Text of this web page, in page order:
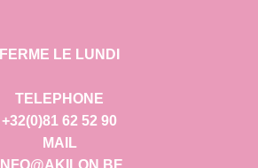
FERME LE LUNDI
TELEPHONE
+32(0)81 62 52 90
MAIL
INFO@AKILON.BE